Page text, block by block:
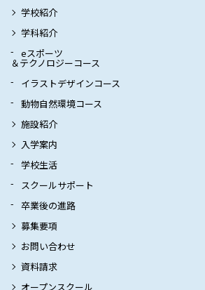
学校紹介
学科紹介
eスポーツ
＆テクノロジーコース
イラストデザインコース
動物自然環境コース
施設紹介
入学案内
学校生活
スクールサポート
卒業後の進路
募集要項
お問い合わせ
資料請求
オープンスクール